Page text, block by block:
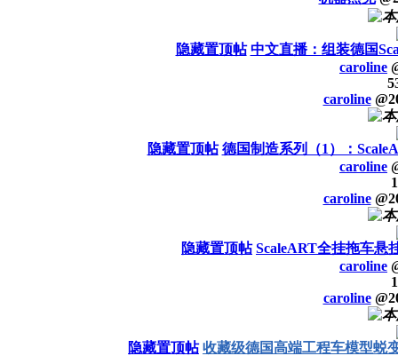
隐藏置顶帖 中文直播：组装德国
caroline
caroline @
隐藏置顶帖 德国制造系列（1）：
caroline
caroline @
隐藏置顶帖 ScaleART全挂拖车悬
caroline
caroline @
隐藏置顶帖 收藏级德国高端工程车模型